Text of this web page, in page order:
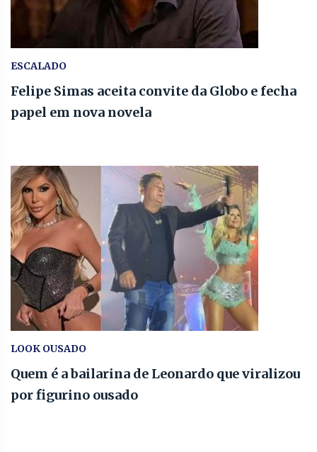
ESCALADO
Felipe Simas aceita convite da Globo e fecha
papel em nova novela
LOOK OUSADO
Quem é a bailarina de Leonardo que viralizou
por figurino ousado